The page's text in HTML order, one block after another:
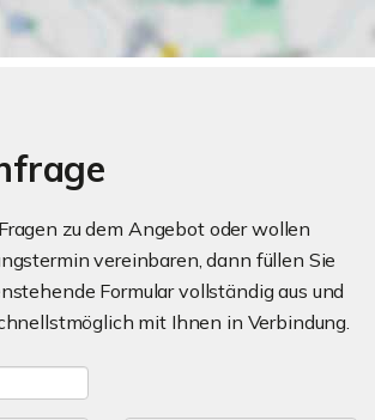
zu dem Angebot oder wollen
vereinbaren, dann füllen Sie
Formular vollständig aus und
mit Ihnen in Verbindung.